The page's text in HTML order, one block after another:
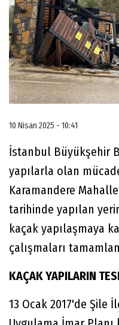
10 Nisan 2025 - 10:41
İstanbul Büyükşehir
yapılarla olan
Karamandere
tarihinde yapılan
kaçak yapılaşmaya
çalışmaları
KAÇAK YAPILARIN
13 Ocak 2017'de Şile